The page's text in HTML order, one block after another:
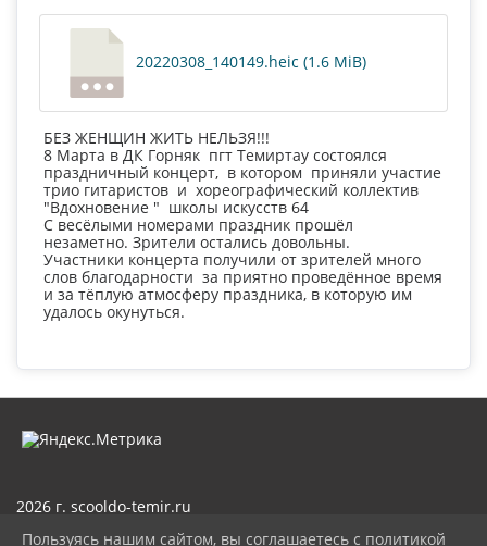
20220308_140149.heic (1.6 MiB)
БЕЗ ЖЕНЩИН ЖИТЬ НЕЛЬЗЯ!!!
8 Марта в ДК Горняк пгт Темиртау состоялся
праздничный концерт, в котором приняли участие
трио гитаристов и хореографический коллектив
"Вдохновение " школы искусств 64
С весёлыми номерами праздник прошёл
незаметно. Зрители остались довольны.
Участники концерта получили от зрителей много
слов благодарности за приятно проведённое время
и за тёплую атмосферу праздника, в которую им
удалось окунуться.
2026 г. scooldo-temir.ru
Карта сайта
Пользуясь нашим сайтом, вы соглашаетесь с политикой